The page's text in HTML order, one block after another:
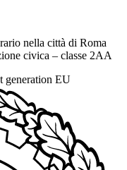
nella città di Roma
civica – classe 2AA